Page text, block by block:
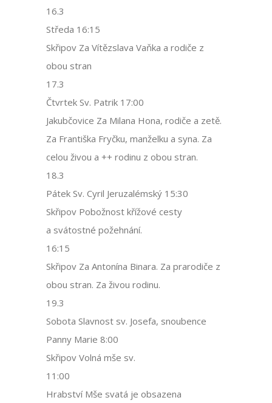
16.3
Středa 16:15
Skřipov Za Vítězslava Vaňka a rodiče z
obou stran
17.3
Čtvrtek Sv. Patrik 17:00
Jakubčovice Za Milana Hona, rodiče a zetě.
Za Františka Fryčku, manželku a syna. Za
celou živou a ++ rodinu z obou stran.
18.3
Pátek Sv. Cyril Jeruzalémský 15:30
Skřipov Pobožnost křížové cesty
a svátostné požehnání.
16:15
Skřipov Za Antonína Binara. Za prarodiče z
obou stran. Za živou rodinu.
19.3
Sobota Slavnost sv. Josefa, snoubence
Panny Marie 8:00
Skřipov Volná mše sv.
11:00
Hrabství Mše svatá je obsazena